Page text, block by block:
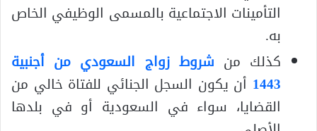
التأمينات الاجتماعية بالمسمى الوظيفي الخاص
به.
كذلك من شروط زواج السعودي من أجنبية
1443 أن يكون السجل الجنائي للفتاة خالي من
القضايا، سواء في السعودية أو في بلدها